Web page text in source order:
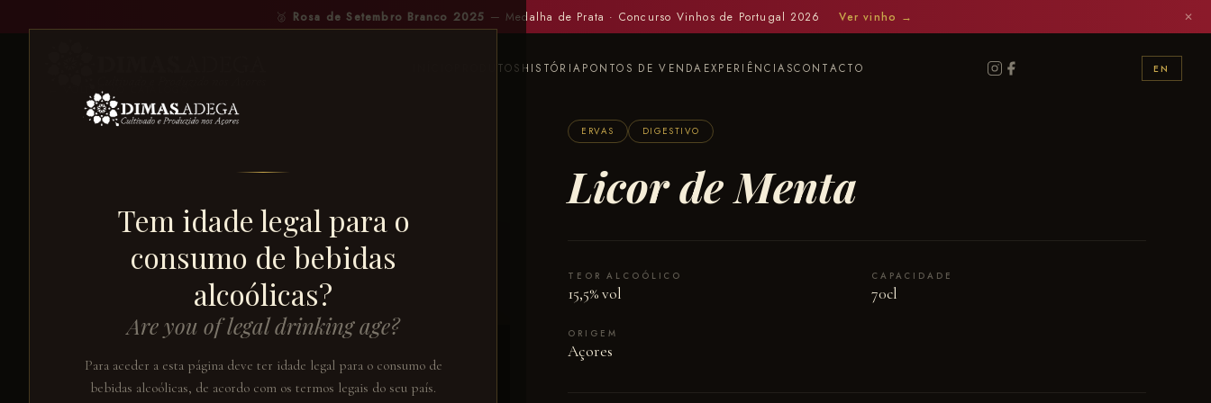
🥈 Rosa de Setembro Branco 2025 — Medalha de Prata · Concurso Vinhos de Portugal 2026 Ver vinho → ✕
Tem idade legal para o
consumo de bebidas
alcoólicas?
Are you of legal drinking age?
Para aceder a esta página deve ter idade legal para o consumo de
bebidas alcoólicas, de acordo com os termos legais do seu país.
PRODUTOS HISTÓRIAPONTOS DE VENDA EXPERIÊNCIASCONTACTO EN
← VOLTAR AO CATÁLOGO
ERVAS DIGESTIVO
Licor de Menta
TEOR ALCOÓLICO
15,5% vol
CAPACIDADE
70cl
ORIGEM
Açores